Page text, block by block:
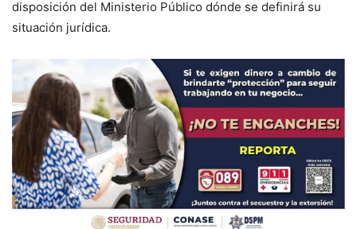
disposición del Ministerio Público dónde se definirá su
situación jurídica.